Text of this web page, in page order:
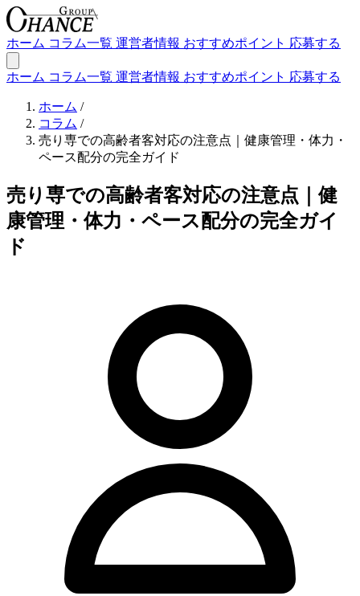
ホーム コラム一覧 運営者情報 おすすめポイント 応募する
ホーム コラム一覧 運営者情報 おすすめポイント 応募する
ホーム /
コラム /
売り専での高齢者客対応の注意点｜健康管理・体力・
ペース配分の完全ガイド
売り専での高齢者客対応の注意点｜健
康管理・体力・ペース配分の完全ガイ
ド